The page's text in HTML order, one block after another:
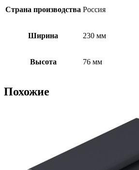
Страна производства Россия
Ширина 230 мм
Высота 76 мм
Похожие